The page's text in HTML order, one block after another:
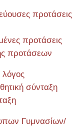
προτάσεις
προτάσεις
προτάσεων
σύνταξη
Γυμνασίων/